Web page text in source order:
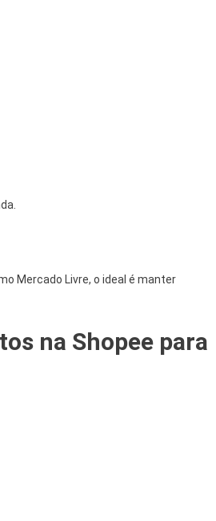
Mercado Livre, o ideal é manter
na Shopee para